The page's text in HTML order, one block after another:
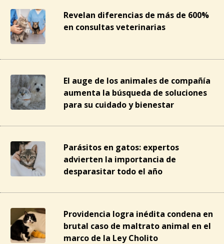
Revelan diferencias de más de 600%
en consultas veterinarias
El auge de los animales de compañía
aumenta la búsqueda de soluciones
para su cuidado y bienestar
Parásitos en gatos: expertos
advierten la importancia de
desparasitar todo el año
Providencia logra inédita condena en
brutal caso de maltrato animal en el
marco de la Ley Cholito